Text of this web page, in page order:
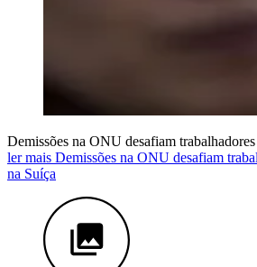
Demissões na ONU desafiam
ler mais Demissões na ONU desafiam
na Suíça